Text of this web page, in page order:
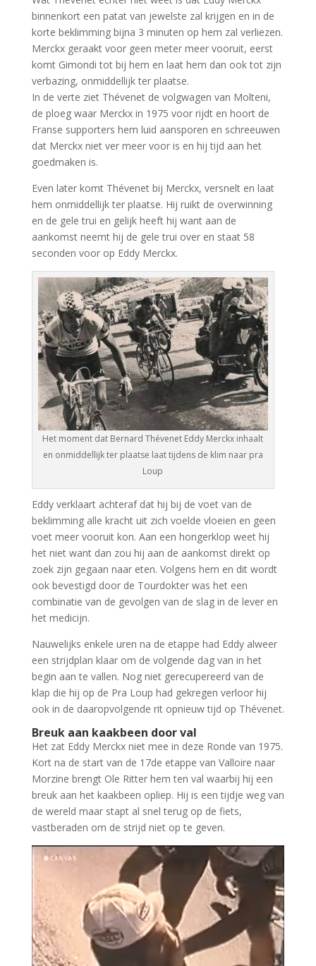
binnenkort een patat van jewelste zal krijgen en in de
korte beklimming bijna 3 minuten op hem zal verliezen.
Merckx geraakt voor geen meter meer vooruit, eerst
komt Gimondi tot bij hem en laat hem dan ook tot zijn
verbazing, onmiddellijk ter plaatse.
In de verte ziet Thévenet de volgwagen van Molteni,
de ploeg waar Merckx in 1975 voor rijdt en hoort de
Franse supporters hem luid aansporen en schreeuwen
dat Merckx niet ver meer voor is en hij tijd aan het
goedmaken is.
Even later komt Thévenet bij Merckx, versnelt en laat
hem onmiddellijk ter plaatse. Hij ruikt de overwinning
en de gele trui en gelijk heeft hij want aan de
aankomst neemt hij de gele trui over en staat 58
seconden voor op Eddy Merckx.
Het moment dat Bernard Thévenet Eddy Merckx inhaalt
en onmiddellijk ter plaatse laat tijdens de klim naar pra
Loup
Eddy verklaart achteraf dat hij bij de voet van de
beklimming alle kracht uit zich voelde vloeien en geen
voet meer vooruit kon. Aan een hongerklop weet hij
het niet want dan zou hij aan de aankomst direkt op
zoek zijn gegaan naar eten. Volgens hem en dit wordt
ook bevestigd door de Tourdokter was het een
combinatie van de gevolgen van de slag in de lever en
het medicijn.
Nauwelijks enkele uren na de etappe had Eddy alweer
een strijdplan klaar om de volgende dag van in het
begin aan te vallen. Nog niet gerecupereerd van de
klap die hij op de Pra Loup had gekregen verloor hij
ook in de daaropvolgende rit opnieuw tijd op Thévenet.
Breuk aan kaakbeen door val
Het zat Eddy Merckx niet mee in deze Ronde van 1975.
Kort na de start van de 17de etappe van Valloire naar
Morzine brengt Ole Ritter hem ten val waarbij hij een
breuk aan het kaakbeen opliep. Hij is een tijdje weg van
de wereld maar stapt al snel terug op de fiets,
vastberaden om de strijd niet op te geven.